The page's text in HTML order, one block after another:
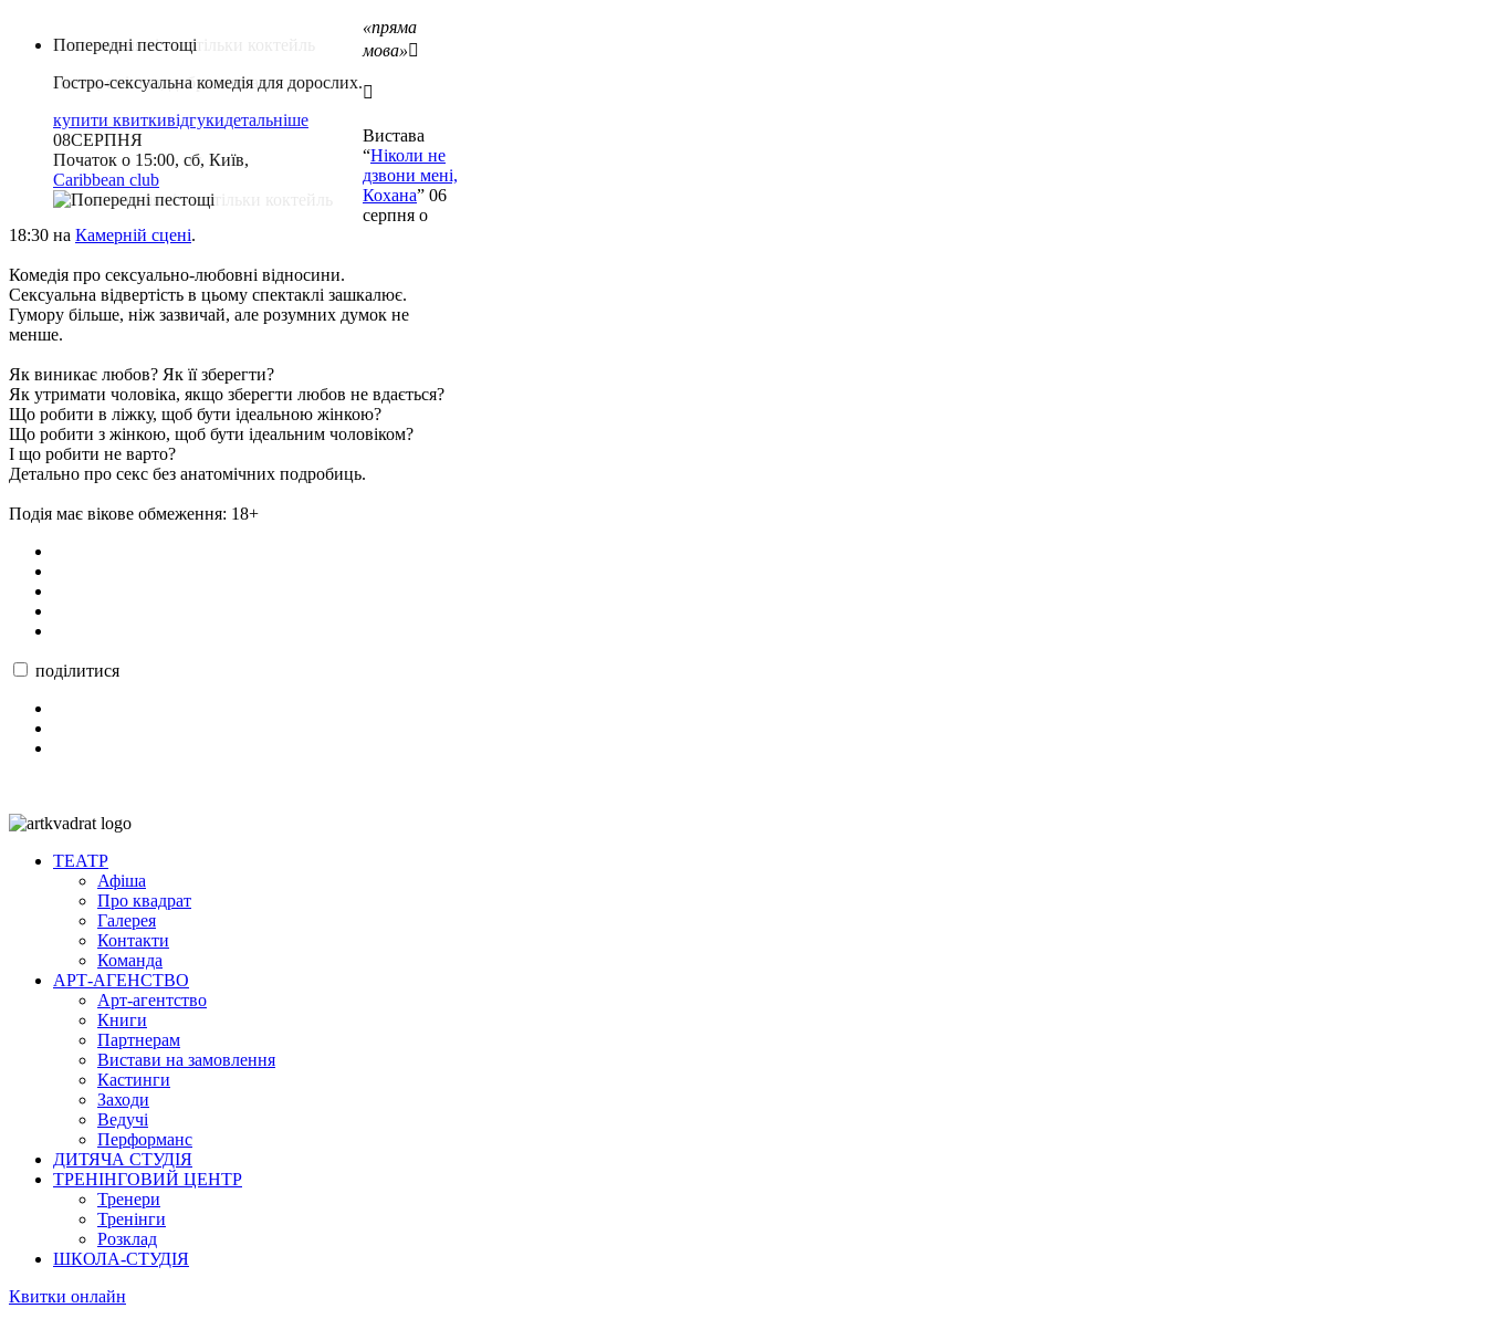
купити квиткивідгукидетальніше
07СЕРПНЯ
Caribbean club
Попередні пестощі
Гостро-сексуальна комедія для дорослих.
купити квиткивідгукидетальніше
08СЕРПНЯ
Початок о 15:00, сб, Київ,
Caribbean club
купити квиткивідгукидетальніше
13СЕРПНЯ
Арт-Братислава
купити квиткивідгукидетальніше
14СЕРПНЯ
Origin Stage
купити квиткивідгукидетальніше
14СЕРПНЯ
КАМЕРНА СЦЕНА
«пряма
мова»

Вистава
“Ніколи не
дзвони мені,
Кохана” 06
серпня о
18:30 на Камерній сцені.
Комедія про сексуально-любовні відносини.
Сексуальна відвертість в цьому спектаклі зашкалює.
Гумору більше, ніж зазвичай, але розумних думок не
менше.
Як виникає любов? Як її зберегти?
Як утримати чоловіка, якщо зберегти любов не вдається?
Що робити в ліжку, щоб бути ідеальною жінкою?
Що робити з жінкою, щоб бути ідеальним чоловіком?
І що робити не варто?
Детально про секс без анатомічних подробиць.
Подія має вікове обмеження: 18+
поділитися
ТЕАТР
Афіша
Про квадрат
Галерея
Контакти
Команда
АРТ-АГЕНСТВО
Арт-агентство
Книги
Партнерам
Вистави на замовлення
Кастинги
Заходи
Ведучі
Перформанс
ДИТЯЧА СТУДІЯ
ТРЕНІНГОВИЙ ЦЕНТР
Тренери
Тренінги
Розклад
ШКОЛА-СТУДІЯ
Квитки онлайн